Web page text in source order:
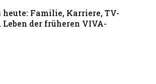
heute: Familie, Karriere, TV-
Leben der früheren VIVA-